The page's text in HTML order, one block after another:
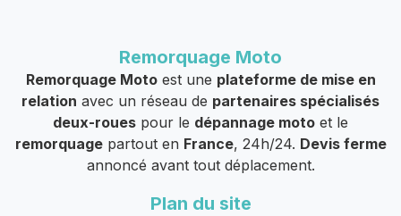
Remorquage Moto
Remorquage Motoest une plateforme de mise en
relation avec un réseau de partenaires spécialisés
deux-roues pour le dépannage moto et le
remorquagepartout en France, 24h/24. Devis ferme
annoncé avant tout déplacement.
Plan du site